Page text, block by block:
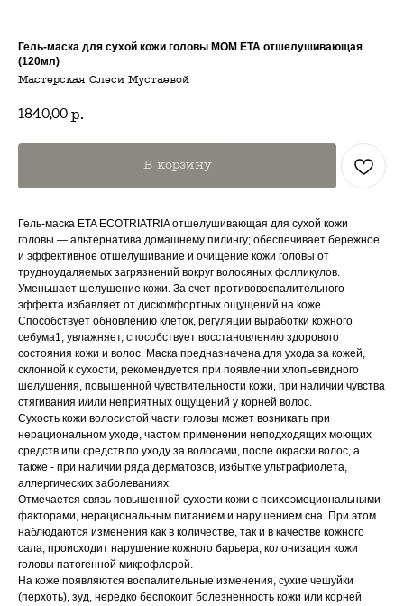
Гель-маска для сухой кожи головы МОМ ЕТА отшелушивающая
(120мл)
Мастерская Олеси Мустаевой
1840,00р.
В корзину
Гель-маска ETA ECOTRIATRIA отшелушивающая для сухой кожи
головы — альтернатива домашнему пилингу; обеспечивает бережное
и эффективное отшелушивание и очищение кожи головы от
трудноудаляемых загрязнений вокруг волосяных фолликулов.
Уменьшает шелушение кожи. За счет противовоспалительного
эффекта избавляет от дискомфортных ощущений на коже.
Способствует обновлению клеток, регуляции выработки кожного
себума1, увлажняет, способствует восстановлению здорового
состояния кожи и волос. Маска предназначена для ухода за кожей,
склонной к сухости, рекомендуется при появлении хлопьевидного
шелушения, повышенной чувствительности кожи, при наличии чувства
стягивания и/или неприятных ощущений у корней волос.
Сухость кожи волосистой части головы может возникать при
нерациональном уходе, частом применении неподходящих моющих
средств или средств по уходу за волосами, после окраски волос, а
также - при наличии ряда дерматозов, избытке ультрафиолета,
аллергических заболеваниях.
Отмечается связь повышенной сухости кожи с психоэмоциональными
факторами, нерациональным питанием и нарушением сна. При этом
наблюдаются изменения как в количестве, так и в качестве кожного
сала, происходит нарушение кожного барьера, колонизация кожи
головы патогенной микрофлорой.
На коже появляются воспалительные изменения, сухие чешуйки
(перхоть), зуд, нередко беспокоит болезненность кожи или корней